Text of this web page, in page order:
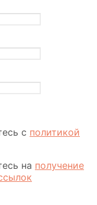
с политикой
на получение